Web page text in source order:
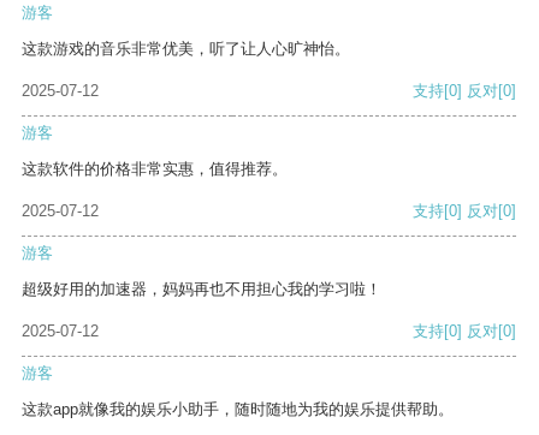
游客
这款游戏的音乐非常优美，听了让人心旷神怡。
2025-07-12 支持[0] 反对[0]
游客
这款软件的价格非常实惠，值得推荐。
2025-07-12 支持[0] 反对[0]
游客
超级好用的加速器，妈妈再也不用担心我的学习啦！
2025-07-12 支持[0] 反对[0]
游客
这款app就像我的娱乐小助手，随时随地为我的娱乐提供帮助。